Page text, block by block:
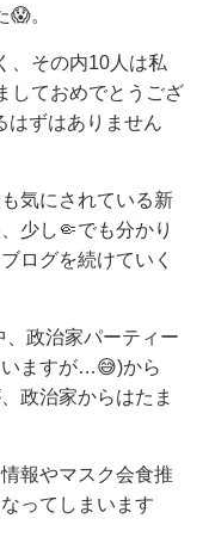
。
、その内10人は私
しておめでとうござ
はずはありません
気にされている新
少し🤏でも分かり
ログを続けていく
、政治家パーティー
ますが…😅)から
政治家からはたま
報やマスク会食推
ってしまいます